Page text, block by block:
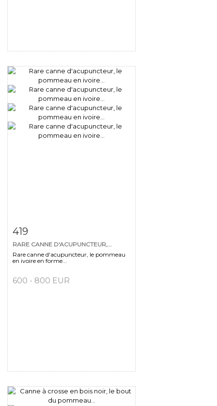
Fiche détaillée
419
RARE CANNE D'ACUPUNCTEUR,...
Rare canne d'acupuncteur, le pommeau
en ivoire en forme...
600 - 800 EUR